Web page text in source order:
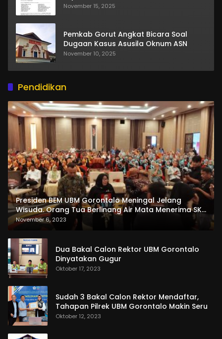
November 15, 2025
Pemkab Gorut Angkat Bicara Soal
Dugaan Kasus Asusila Oknum ASN
November 10, 2025
Pendidikan
Presiden BEM UBM Gorontalo Meningal Jelang
Wisuda. Orang Tua Berlinang Air Mata Menerima SKL
dan Pemasangan Salempang
November 6, 2023
Dua Bakal Calon Rektor UBM Gorontalo
Dinyatakan Gugur
Oktober 17, 2023
Sudah 3 Bakal Calon Rektor Mendaftar,
Tahapan Pilrek UBM Gorontalo Makin Seru
Oktober 12, 2023